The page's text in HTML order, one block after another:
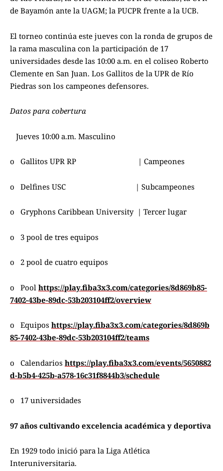
de Bayamón ante la UAGM; la PUCPR frente a la UCB.
El torneo continúa este jueves con la ronda de grupos de
la rama masculina con la participación de 17
universidades desde las 10:00 a.m. en el coliseo Roberto
Clemente en San Juan. Los Gallitos de la UPR de Río
Piedras son los campeones defensores.
Datos para cobertura
Jueves 10:00 a.m. Masculino
o Gallitos UPR RP | Campeones
o Delfines USC | Subcampeones
o Gryphons Caribbean University | Tercer lugar
o 3 pool de tres equipos
o 2 pool de cuatro equipos
o Pool https://play.fiba3x3.com/categories/8d869b85-
7402-43be-89dc-53b203104ff2/overview
o Equipos https://play.fiba3x3.com/categories/8d869b
85-7402-43be-89dc-53b203104ff2/teams
o Calendarios https://play.fiba3x3.com/events/5650882
d-b5b4-425b-a578-16c31f8844b3/schedule
o 17 universidades
97 años cultivando excelencia académica y deportiva
En 1929 todo inició para la Liga Atlética
Interuniversitaria.